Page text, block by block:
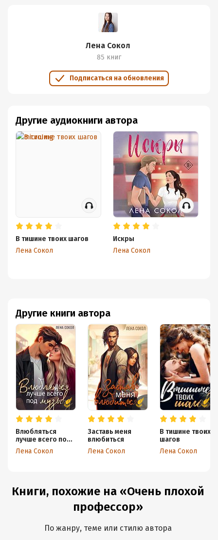
Лена Сокол
85 книг
Подписаться на обновления
Другие книги автора
Влюбляться
лучше всего под
музыку
Лена Сокол
Заставь меня
влюбиться
Лена Сокол
В тишине твоих
шагов
Лена Сокол
Другие аудиокниги автора
В тишине твоих шагов
Лена Сокол
Искры
Лена Сокол
Книги, похожие на «Очень плохой
профессор»
По жанру, теме или стилю автора